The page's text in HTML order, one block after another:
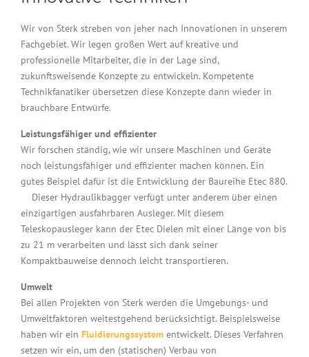
Wir von Sterk streben von jeher nach Innovationen in unserem
Fachgebiet. Wir legen großen Wert auf kreative und
professionelle Mitarbeiter, die in der Lage sind,
zukunftsweisende Konzepte zu entwickeln. Kompetente
Technikfanatiker übersetzen diese Konzepte dann wieder in
brauchbare Entwürfe.
Leistungsfähiger und effizienter
Wir forschen ständig, wie wir unsere Maschinen und Geräte
noch leistungsfähiger und effizienter machen können. Ein
gutes Beispiel dafür ist die Entwicklung der Baureihe Etec 880.
Dieser Hydraulikbagger verfügt unter anderem über einen
einzigartigen ausfahrbaren Ausleger. Mit diesem
Teleskopausleger kann der Etec Dielen mit einer Länge von bis
zu 21 m verarbeiten und lässt sich dank seiner
Kompaktbauweise dennoch leicht transportieren.
Umwelt
Bei allen Projekten von Sterk werden die Umgebungs- und
Umweltfaktoren weitestgehend berücksichtigt. Beispielsweise
haben wir ein Fluidierungssystem entwickelt. Dieses Verfahren
setzen wir ein, um den (statischen) Verbau von